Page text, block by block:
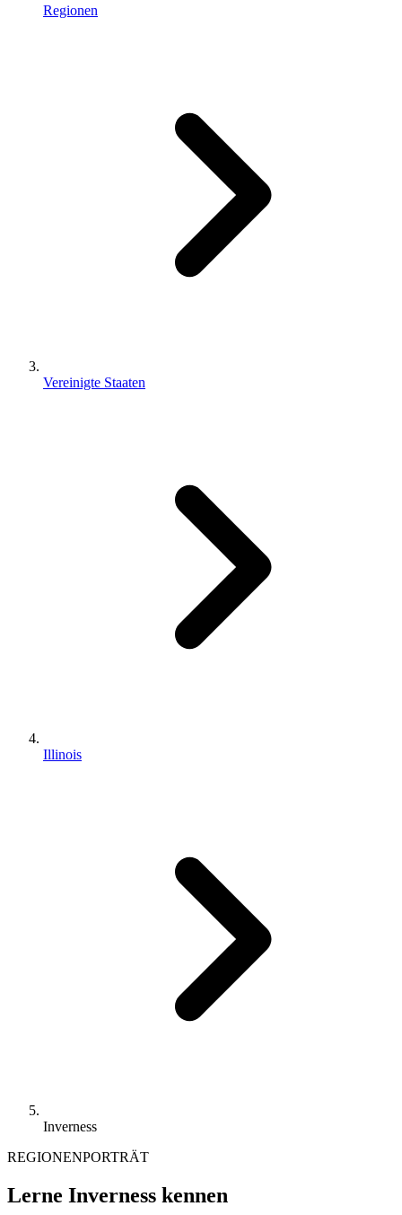
Regionen
Vereinigte Staaten
Illinois
Inverness
REGIONENPORTRÄT
Lerne Inverness kennen